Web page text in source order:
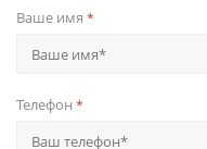
Ваше имя *
Телефон *